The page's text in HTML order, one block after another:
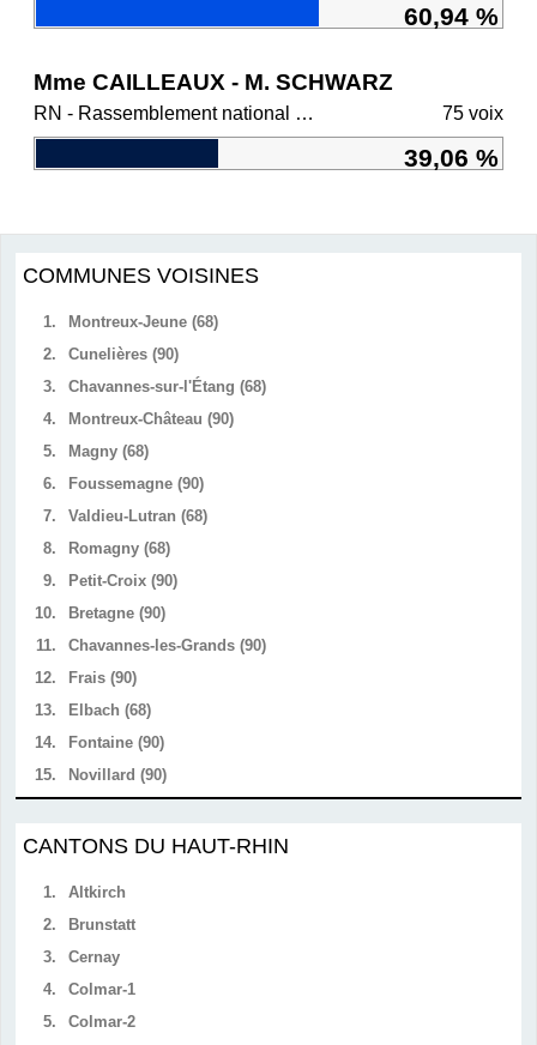
60,94 %
Mme CAILLEAUX - M. SCHWARZ
RN - Rassemblement national et ses alliés 75 voix
39,06 %
COMMUNES VOISINES
1.
Montreux-Jeune (68)
2.
Cunelières (90)
3.
Chavannes-sur-l'Étang (68)
4.
Montreux-Château (90)
5.
Magny (68)
6.
Foussemagne (90)
7.
Valdieu-Lutran (68)
8.
Romagny (68)
9.
Petit-Croix (90)
10.
Bretagne (90)
11.
Chavannes-les-Grands (90)
12.
Frais (90)
13.
Elbach (68)
14.
Fontaine (90)
15.
Novillard (90)
CANTONS DU HAUT-RHIN
1.
Altkirch
2.
Brunstatt
3.
Cernay
4.
Colmar-1
5.
Colmar-2